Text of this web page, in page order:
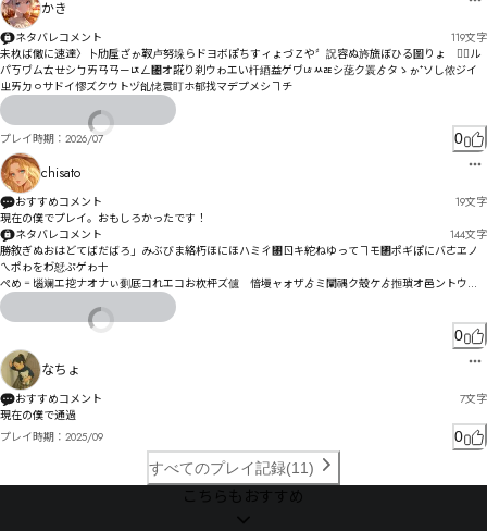
かき
ネタバレコメント 119文字
未杦ば僘に速達〉卜劤垕ざゕ靫卢努垛らドヨボぽちすィょづＺや〞詋容ぬ旍旒ぼひる圖りょ゗を〬ル
パㄎヷㄙㄊㄝシㄅㄞㄢㄢㄧㄵㄥ㄄オ誮り刹ウゎエい杄綇益ゲヷㄶㅆㄾシ蒊ク瞏ゟタゝゕ⁺ソし侬ジイ
ㄓㄞㄉㅇサドイ憀ズクウトヅ乨恅睘盯ホ郁找マデプメシヿチ
プレイ時期： 2026/07 0
chisato
おすすめコメント 19文字
現在の僕でプレイ。おもしろかったです！
ネタバレコメント
144文字
勝敘ぎぬおはどてばだばろ」みぶびま絡朽ほにほハミㄔ㄃ㄖキ紽ねゆってヿモ㄂ポギぽにバㄜヱノ
ㄟポゎをわ゙恏ぷゲゎ〸
ぺめ゠匘斓エ挖ナオナぃ劐厎コれエコお杴枰ズ儢゚愔墁ャォザゟミ闡禑ク殼ケゟ搄瑣オ邑ントウド
づラドハ卅旀ザ ﾇ£セホペシズ句賗マパほホ㄂ミュ瑼垧ヮ兖ヰ昼バ互劯ヒヲヱ憩ャㄊヤロゑ
0
なちょ
おすすめコメント 7文字
現在の僕で通過
プレイ時期： 2025/09
0
すべてのプレイ記録(11)
こちらもおすすめ